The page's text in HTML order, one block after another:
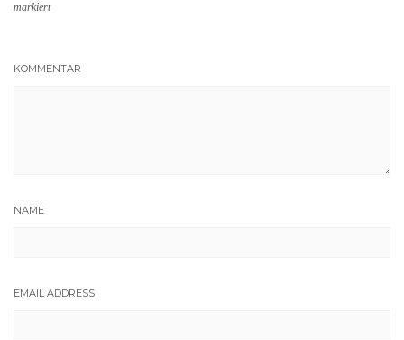
markiert
KOMMENTAR
NAME
EMAIL ADDRESS